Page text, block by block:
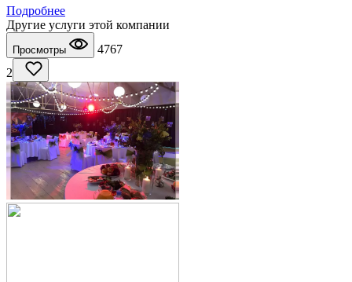
Подробнее
Другие услуги этой компании
Просмотры
4767
2